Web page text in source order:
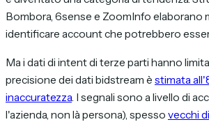
Bombora, 6sense e ZoomInfo elaborano
identificare account che potrebbero
Ma i dati di intent di terze parti hanno
precisione dei dati bidstream è stimata
inaccuratezza. I segnali sono a livello di
l'azienda, non là persona), spesso vecchi